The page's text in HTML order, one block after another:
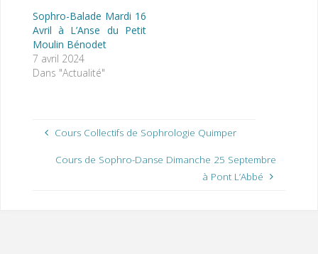
Sophro-Balade Mardi 16
Avril à L’Anse du Petit
Moulin Bénodet
7 avril 2024
Dans "Actualité"
Cours Collectifs de Sophrologie Quimper
Cours de Sophro-Danse Dimanche 25 Septembre
à Pont L’Abbé